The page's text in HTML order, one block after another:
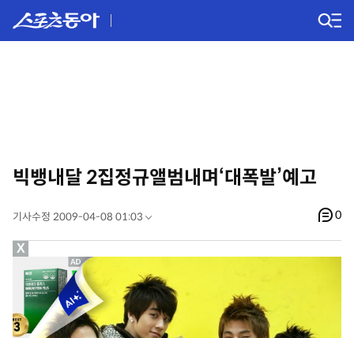
빅뱅내달 2집정규앨범내며‘대폭발’예고
기사수정 2009-04-08 01:03 0
X